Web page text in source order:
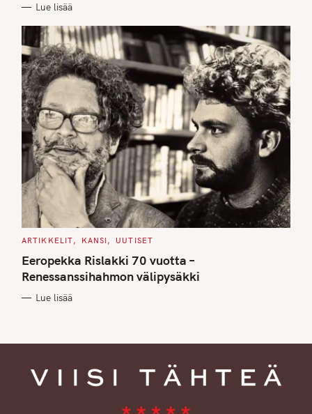
S
Lue lisää
C
T
E
G
O
I
ARTIKKELIT KANSI UUTISET
Eeropekka Rislakki 70 vuotta –
Renessanssihahmon välipysäkki
Lue lisää